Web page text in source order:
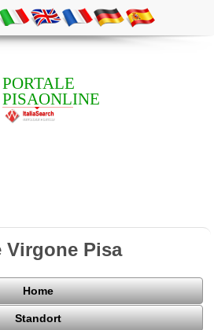
PORTALE
PISAONLINE
Virgone Pisa
Home
Standort